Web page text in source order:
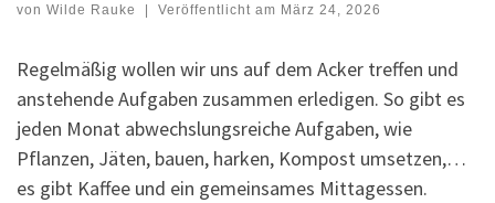
von Wilde Rauke | Veröffentlicht am März 24, 2026
Regelmäßig wollen wir uns auf dem Acker treffen und
anstehende Aufgaben zusammen erledigen. So gibt es
jeden Monat abwechslungsreiche Aufgaben, wie
Pflanzen, Jäten, bauen, harken, Kompost umsetzen,…
es gibt Kaffee und ein gemeinsames Mittagessen.